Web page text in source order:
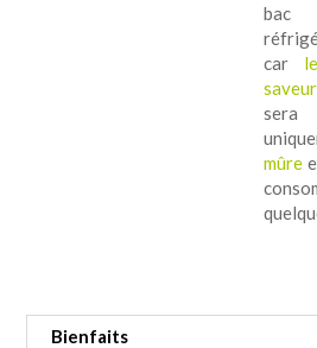
bac
carle
mûre
Bienfaits